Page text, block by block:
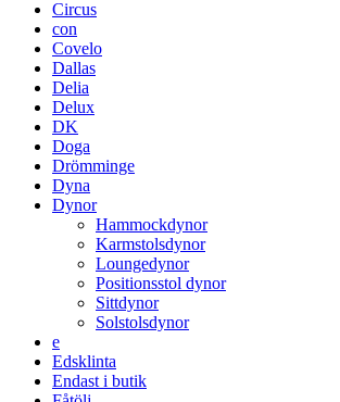
Circus
con
Covelo
Dallas
Delia
Delux
DK
Doga
Drömminge
Dyna
Dynor
Hammockdynor
Karmstolsdynor
Loungedynor
Positionsstol dynor
Sittdynor
Solstolsdynor
e
Edsklinta
Endast i butik